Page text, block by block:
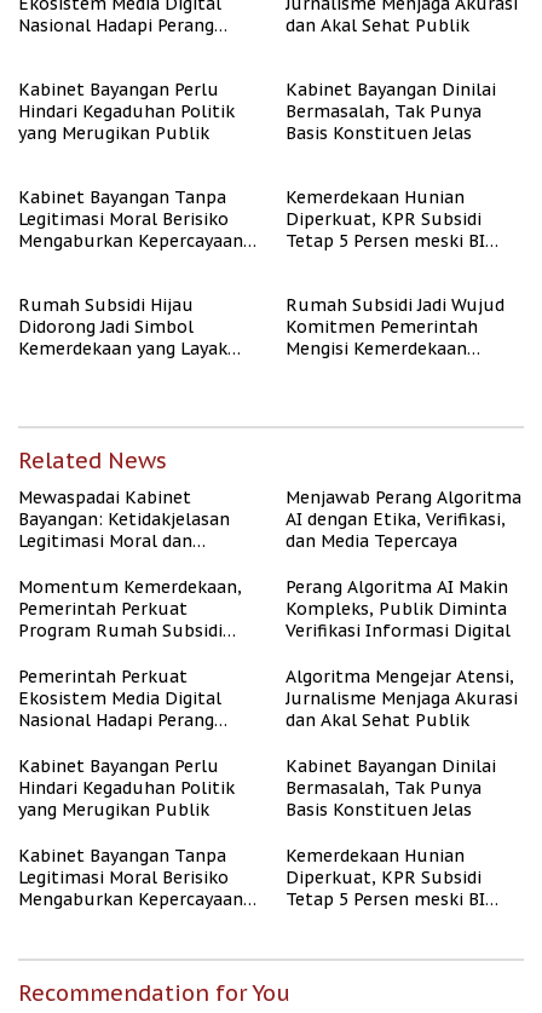
Nasional Hadapi Perang
dan Akal Sehat Publik
Kabinet Bayangan Perlu
Hindari Kegaduhan Politik
yang Merugikan Publik
Kabinet Bayangan Dinilai
Bermasalah, Tak Punya
Basis Konstituen Jelas
Kabinet Bayangan Tanpa
Legitimasi Moral Berisiko
Mengaburkan Kepercayaan
Kemerdekaan Hunian
Diperkuat, KPR Subsidi
Tetap 5 Persen meski BI
Rumah Subsidi Hijau
Didorong Jadi Simbol
Kemerdekaan yang Layak
Rumah Subsidi Jadi Wujud
Komitmen Pemerintah
Mengisi Kemerdekaan
Related News
Mewaspadai Kabinet
Bayangan: Ketidakjelasan
Legitimasi Moral dan
Menjawab Perang Algoritma
AI dengan Etika, Verifikasi,
dan Media Tepercaya
Momentum Kemerdekaan,
Pemerintah Perkuat
Program Rumah Subsidi
Berpenghasilan Rendah
Perang Algoritma AI Makin
Kompleks, Publik Diminta
Verifikasi Informasi Digital
Pemerintah Perkuat
Ekosistem Media Digital
Nasional Hadapi Perang
Algoritma Mengejar Atensi,
Jurnalisme Menjaga Akurasi
dan Akal Sehat Publik
Kabinet Bayangan Perlu
Hindari Kegaduhan Politik
yang Merugikan Publik
Kabinet Bayangan Dinilai
Bermasalah, Tak Punya
Basis Konstituen Jelas
Kabinet Bayangan Tanpa
Legitimasi Moral Berisiko
Mengaburkan Kepercayaan
Kemerdekaan Hunian
Diperkuat, KPR Subsidi
Tetap 5 Persen meski BI
Recommendation for You